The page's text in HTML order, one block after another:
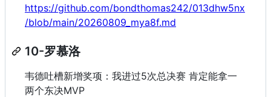
https://github.com/bondthomas242/013dhw5nx
/blob/main/20260809_mya8f.md
10-罗慕洛
韦德吐槽新增奖项：我进过5次总决赛 肯定能拿一
两个东决MVP